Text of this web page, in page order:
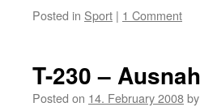
Posted in Sport | 1 Comment
T-230 –
Posted on 14. February 2008by